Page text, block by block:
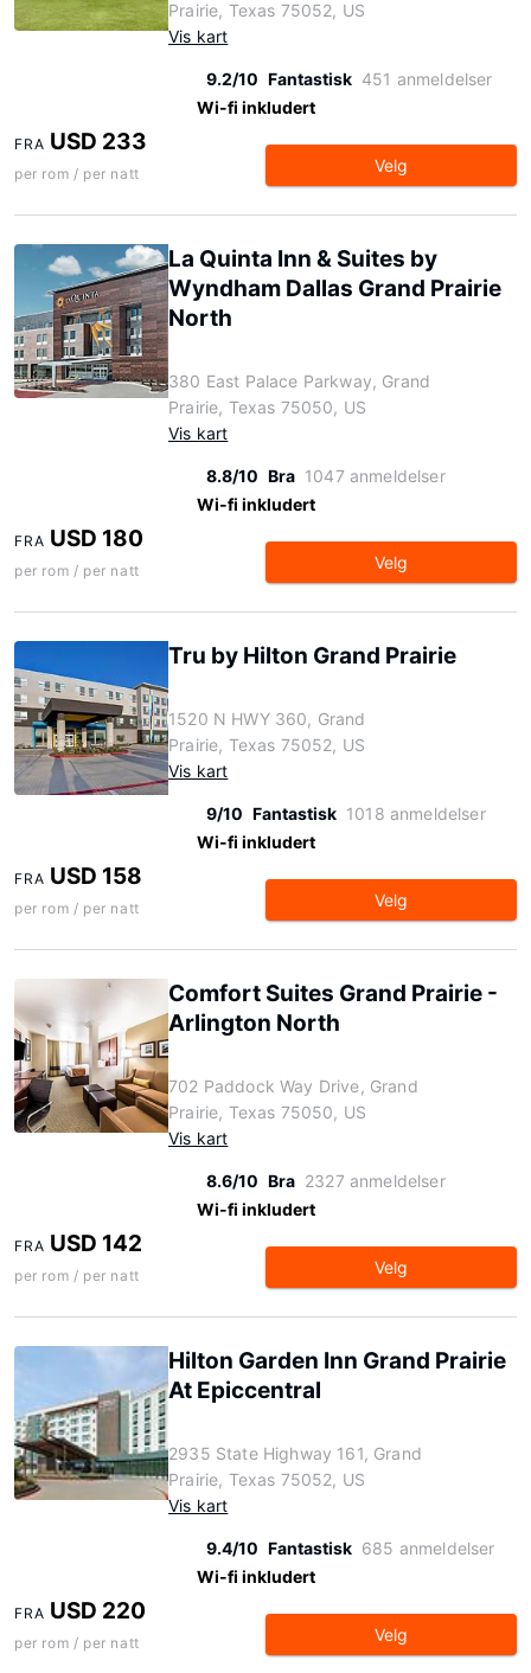
Prairie, Texas 75052, US
Vis kart
9.2/10 Fantastisk 451 anmeldelser
Wi-fi inkludert
FRA USD 233
per rom / per natt Velg
La Quinta Inn & Suites by
Wyndham Dallas Grand Prairie
North
380 East Palace Parkway, Grand
Prairie, Texas 75050, US
Vis kart
8.8/10 Bra 1047 anmeldelser
Wi-fi inkludert
FRA USD 180
per rom / per natt Velg
Tru by Hilton Grand Prairie
1520 N HWY 360, Grand
Prairie, Texas 75052, US
Vis kart
9/10 Fantastisk 1018 anmeldelser
Wi-fi inkludert
FRA USD 158
per rom / per natt Velg
Comfort Suites Grand Prairie -
Arlington North
702 Paddock Way Drive, Grand
Prairie, Texas 75050, US
Vis kart
8.6/10 Bra 2327 anmeldelser
Wi-fi inkludert
FRA USD 142
per rom / per natt Velg
Hilton Garden Inn Grand Prairie
At Epiccentral
2935 State Highway 161, Grand
Prairie, Texas 75052, US
Vis kart
9.4/10 Fantastisk 685 anmeldelser
Wi-fi inkludert
FRA USD 220
per rom / per natt Velg